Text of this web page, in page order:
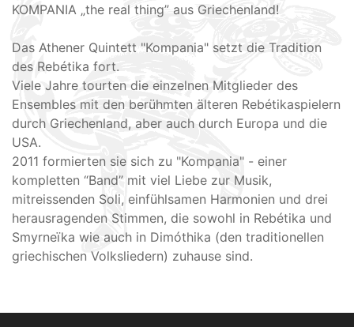
KOMPANIA „the real thing” aus Griechenland!
Das Athener Quintett "Kompania" setzt die Tradition
des Rebétika fort.
Viele Jahre tourten die einzelnen Mitglieder des
Ensembles mit den berühmten älteren Rebétikaspielern
durch Griechenland, aber auch durch Europa und die
USA.
2011 formierten sie sich zu "Kompania" - einer
kompletten “Band” mit viel Liebe zur Musik,
mitreissenden Soli, einfühlsamen Harmonien und drei
herausragenden Stimmen, die sowohl in Rebétika und
Smyrneïka wie auch in Dimóthika (den traditionellen
griechischen Volksliedern) zuhause sind.